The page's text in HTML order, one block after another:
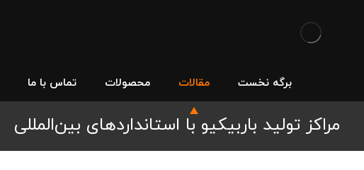
برگه نخست مقالات محصولات تماس با ما
مراکز تولید باربیکیو با استانداردهای بین‌المللی